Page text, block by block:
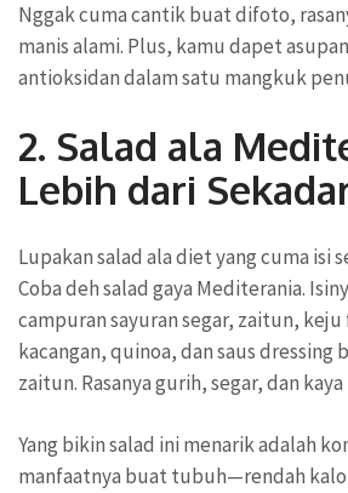
Nggak cuma cantik buat difoto,
manis alami. Plus, kamu dapet
antioksidan dalam satu mangkuk
2. Salad ala
Lebih dari
Lupakan salad ala diet yang cuma isi
Coba deh salad gaya Mediterania.
campuran sayuran segar, zaitun,
kacangan, quinoa, dan saus dressing
zaitun. Rasanya gurih, segar, dan
Yang bikin salad ini menarik adalah
manfaatnya buat tubuh—rendah